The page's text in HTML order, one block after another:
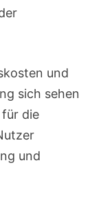
und
sich sehen
die
und